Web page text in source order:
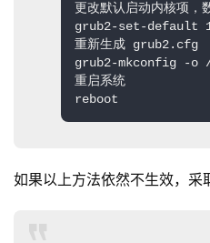
更改默认启动内核项，
grub2-set-default
重新生成 grub2.cfg
grub2-mkconfig -o
重启系统
reboot
如果以上方法依然不生效，采